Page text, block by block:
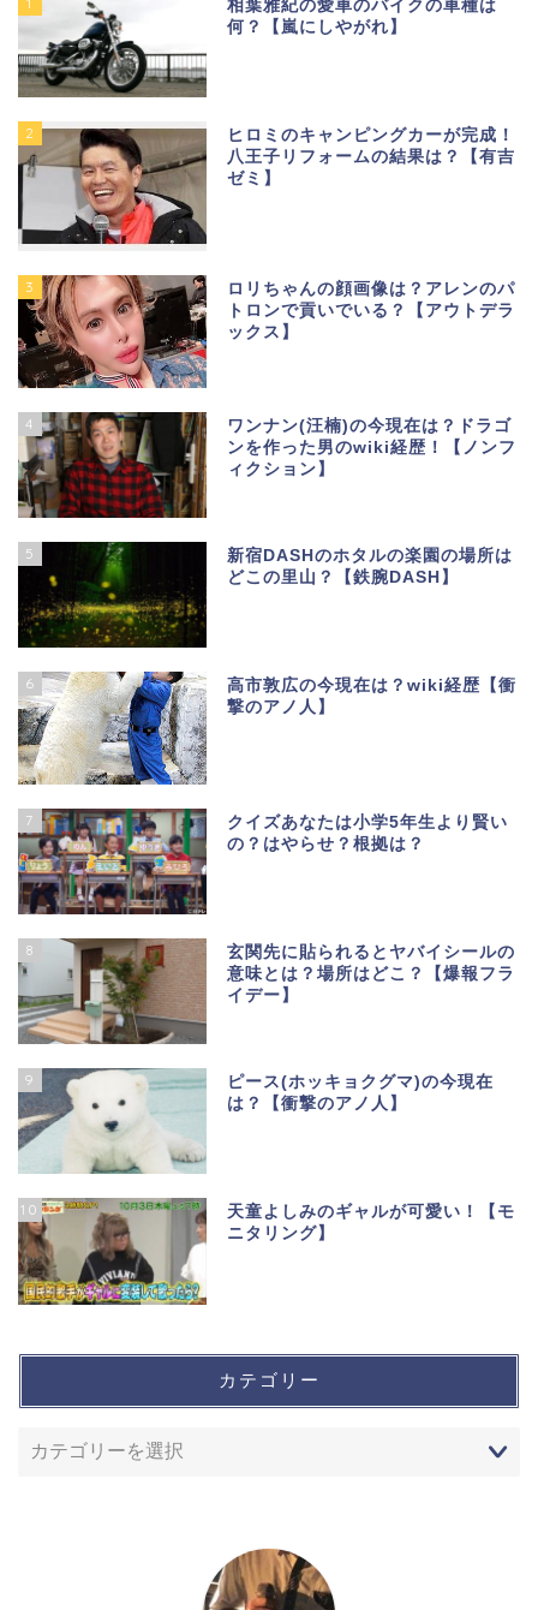
相葉雅紀の愛車のバイクの車種は
何？【嵐にしやがれ】
2
ヒロミのキャンピングカーが完成！
八王子リフォームの結果は？【有吉
ゼミ】
3
ロリちゃんの顔画像は？アレンのパ
トロンで貢いでいる？【アウトデラ
ックス】
4
ワンナン(汪楠)の今現在は？ドラゴ
ンを作った男のwiki経歴！【ノンフ
ィクション】
5
新宿DASHのホタルの楽園の場所は
どこの里山？【鉄腕DASH】
6
高市敦広の今現在は？wiki経歴【衝
撃のアノ人】
7
クイズあなたは小学5年生より賢い
の？はやらせ？根拠は？
8
玄関先に貼られるとヤバイシールの
意味とは？場所はどこ？【爆報フラ
イデー】
9
ピース(ホッキョクグマ)の今現在
は？【衝撃のアノ人】
10
天童よしみのギャルが可愛い！【モ
ニタリング】
カテゴリー